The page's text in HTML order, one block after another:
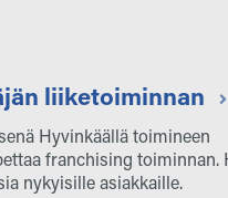
liiketoiminnan
Hyvinkäällä toimineen
franchising toiminnan.
nykyisille asiakkaille.